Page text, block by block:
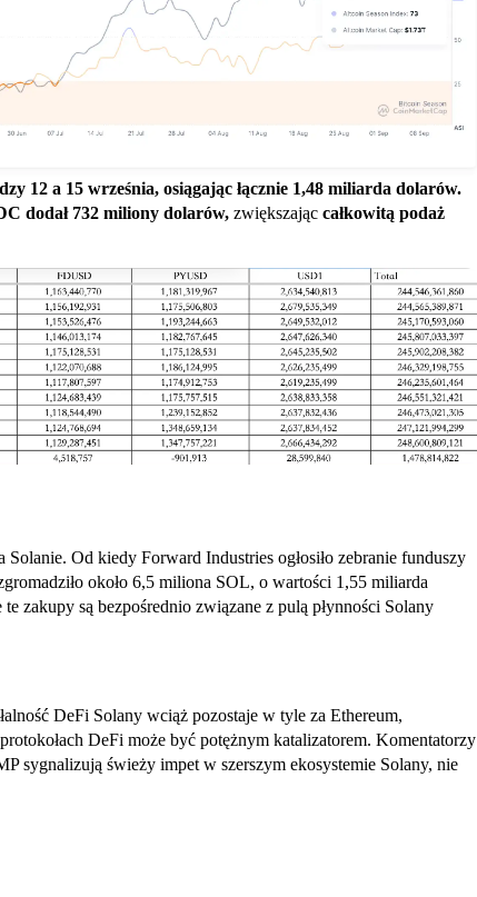
12 a 15 września, osiągając łącznie 1,48 miliarda dolarów.
dodał 732 miliony dolarów, zwiększając całkowitą podaż
Od kiedy Forward Industries ogłosiło zebranie funduszy
około 6,5 miliona SOL, o wartości 1,55 miliarda
zakupy są bezpośrednio związane z pulą płynności Solany
DeFi Solany wciąż pozostaje w tyle za Ethereum,
DeFi może być potężnym katalizatorem. Komentatorzy
sygnalizują świeży impet w szerszym ekosystemie Solany, nie